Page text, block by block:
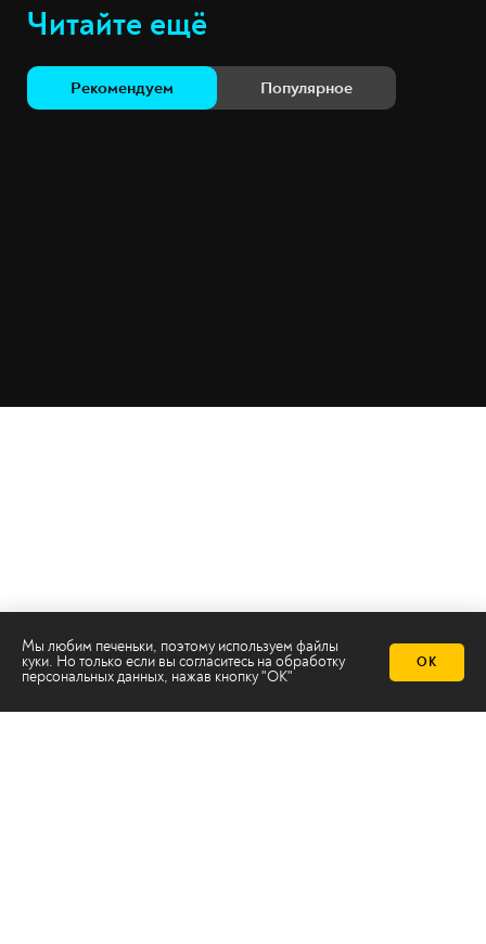
Читайте ещё
Рекомендуем Популярное
Мы любим печеньки, поэтому используем файлы
куки. Но только если вы согласитесь на обработку
персональных данных, нажав кнопку "ОК"
ОК